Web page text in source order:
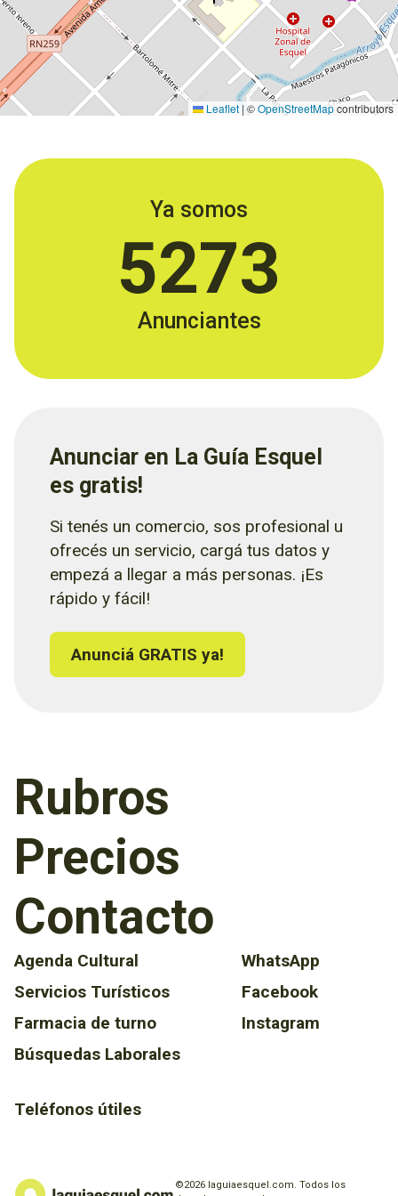
Leaflet | ©OpenStreetMapcontributors
Ya somos
5273
Anunciantes
Anunciar en La Guía Esquel
es gratis!
Si tenés un comercio, sos profesional u
ofrecés un servicio, cargá tus datos y
empezá a llegar a más personas. ¡Es
rápido y fácil!
Anunciá GRATIS ya!
Rubros
Precios
Contacto
Agenda Cultural
Servicios Turísticos
Farmacia de turno
Búsquedas Laborales
Teléfonos útiles
WhatsApp
Facebook
Instagram
©2026 laguiaesquel.com. Todos los